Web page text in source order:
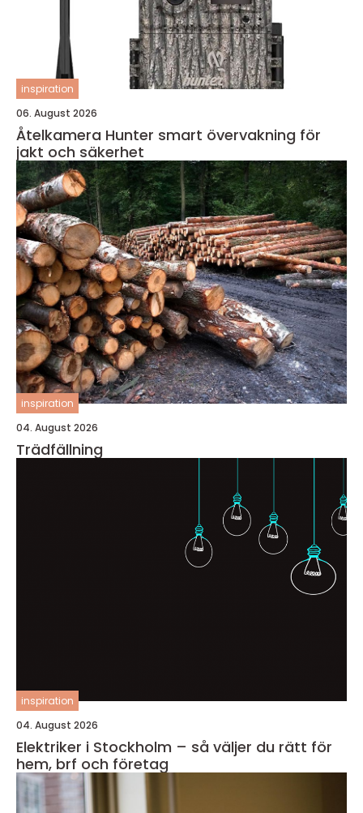
inspiration
06. August 2026
Åtelkamera Hunter smart övervakning för
jakt och säkerhet
inspiration
04. August 2026
Trädfällning
inspiration
04. August 2026
Elektriker i Stockholm – så väljer du rätt för
hem, brf och företag